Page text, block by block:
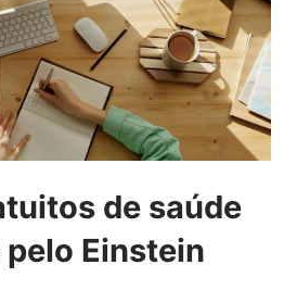
de saúde
Einstein